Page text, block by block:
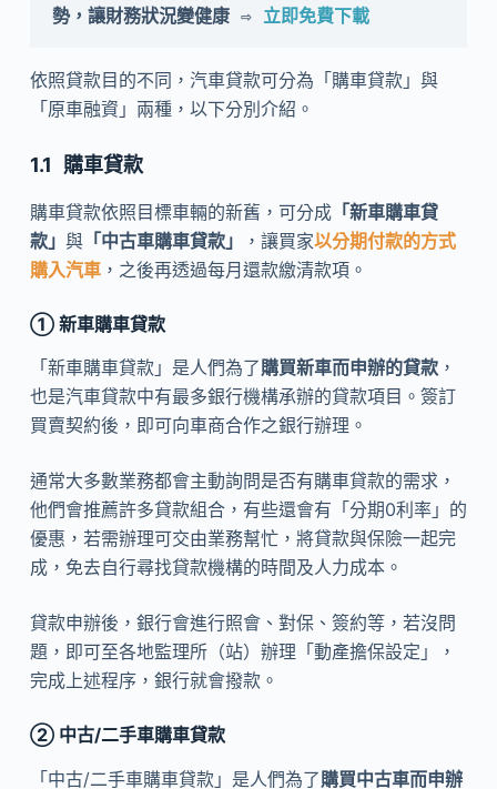
勢，讓財務狀況變健康 ⇨ 立即免費下載
依照貸款目的不同，汽車貸款可分為「購車貸款」與
「原車融資」兩種，以下分別介紹。
購車貸款
購車貸款依照目標車輛的新舊，可分成「新車購車貸
款」 與「中古車購車貸款」 ，讓買家以分期付款的方式
購入汽車，之後再透過每月還款繳清款項。
① 新車購車貸款
「新車購車貸款」是人們為了購買新車而申辦的貸款，
也是汽車貸款中有最多銀行機構承辦的貸款項目。簽訂
買賣契約後，即可向車商合作之銀行辦理。
通常大多數業務都會主動詢問是否有購車貸款的需求，
他們會推薦許多貸款組合，有些還會有「分期0利率」的
優惠，若需辦理可交由業務幫忙，將貸款與保險一起完
成，免去自行尋找貸款機構的時間及人力成本。
貸款申辦後，銀行會進行照會、對保、簽約等，若沒問
題，即可至各地監理所（站）辦理「動產擔保設定」，
完成上述程序，銀行就會撥款。
② 中古/二手車購車貸款
「中古/二手車購車貸款」是人們為了購買中古車而申辦